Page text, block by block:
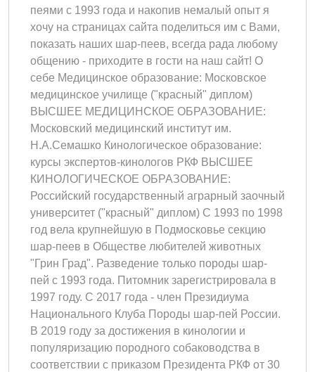
пеями с 1993 года и накопив немалый опыт я
хочу на страницах сайта поделиться им с Вами,
показать наших шар-пеев, всегда рада любому
общению - приходите в гости на наш сайт! О
себе Медицинское образование: Московское
медицинское училище ("красный" диплом)
ВЫСШЕЕ МЕДИЦИНСКОЕ ОБРАЗОВАНИЕ:
Московский медицинский институт им.
Н.А.Семашко Кинологическое образование:
курсы экспертов-кинологов РКФ ВЫСШЕЕ
КИНОЛОГИЧЕСКОЕ ОБРАЗОВАНИЕ:
Российский государственный аграрный заочный
университет ("красный" диплом) C 1993 по 1998
год вела крупнейшую в Подмосковье секцию
шар-пеев в Обществе любителей животных
"Грин Град". Разведение только породы шар-
пей с 1993 года. Питомник зарегистрировала в
1997 году. С 2017 года - член Президиума
Национального Клуба Породы шар-пей России.
В 2019 году за достижения в кинологии и
популяризацию породного собаководства в
соответствии с приказом Президента РКФ от 30